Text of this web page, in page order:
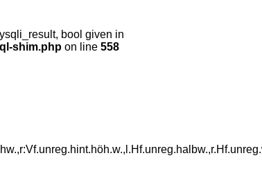
bool given in
shim.php on line 558